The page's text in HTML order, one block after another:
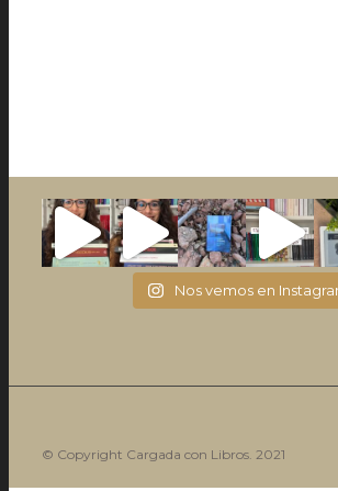
Nos vemos en
© Copyright Cargada con Libros. 2021